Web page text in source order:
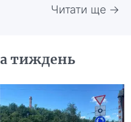
Читати ще →
тиждень